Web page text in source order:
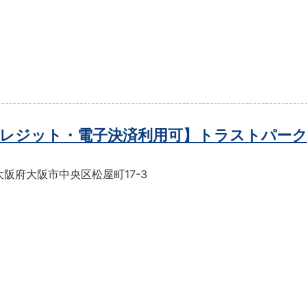
レジット・電子決済利用可】トラストパー
阪府大阪市中央区松屋町17-3